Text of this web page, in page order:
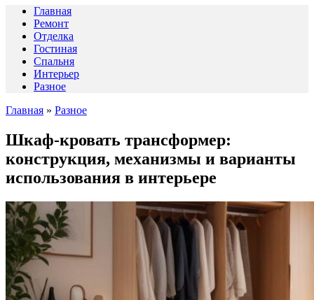
Главная
Ремонт
Отделка
Гостиная
Спальня
Интерьер
Разное
Главная » Разное
Шкаф-кровать трансформер:
конструкция, механизмы и варианты
использования в интерьере